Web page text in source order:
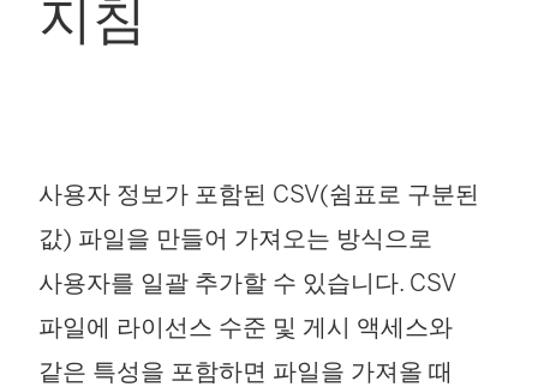
지침
사용자 정보가 포함된 CSV(쉼표로 구분된
값) 파일을 만들어 가져오는 방식으로
사용자를 일괄 추가할 수 있습니다. CSV
파일에 라이선스 수준 및 게시 액세스와
같은 특성을 포함하면 파일을 가져올 때